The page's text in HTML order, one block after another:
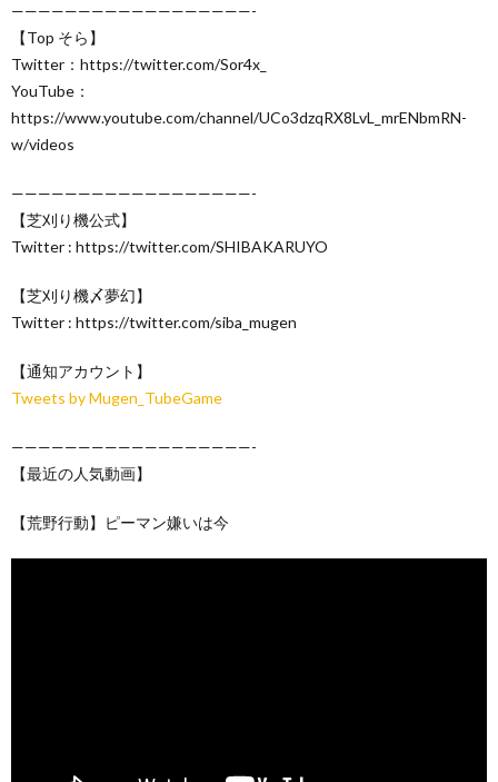
——————————————————-
【Top そら】
Twitter：https://twitter.com/Sor4x_
YouTube：
https://www.youtube.com/channel/UCo3dzqRX8LvL_mrENbmRN-
w/videos
——————————————————-
【芝刈り機公式】
Twitter : https://twitter.com/SHIBAKARUYO
【芝刈り機〆夢幻】
Twitter : https://twitter.com/siba_mugen
【通知アカウント】
Tweets by Mugen_TubeGame
——————————————————-
【最近の人気動画】
【荒野行動】ピーマン嫌いは今